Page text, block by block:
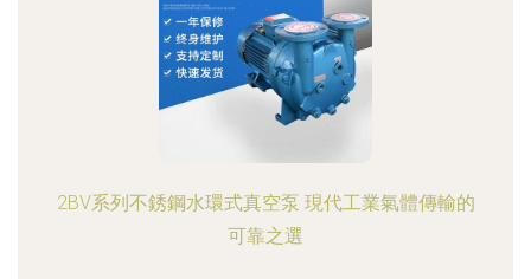
2BV系列不銹鋼水環式真空泵 現代工業氣體傳輸的
可靠之選